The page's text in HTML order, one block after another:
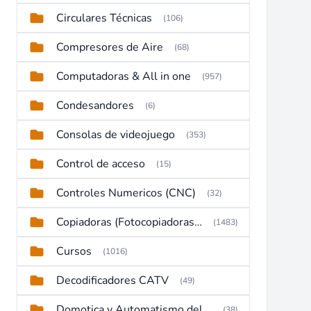
Circulares Técnicas (106)
Compresores de Aire (68)
Computadoras & All in one (957)
Condesandores (6)
Consolas de videojuego (353)
Control de acceso (15)
Controles Numericos (CNC) (32)
Copiadoras (Fotocopiadoras, Multifunctions, Ploter, etc) (1483)
Cursos (1016)
Decodificadores CATV (49)